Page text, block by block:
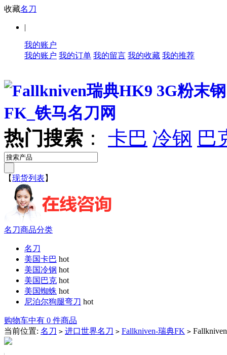
收藏名刀
|
我的账户
我的账户 我的订单 我的留言 我的收藏 我的推荐
热门搜索 ： 卡巴 冷钢 巴
【现货列表 】
名刀商品分类
名刀
美国卡巴 hot
美国冷钢 hot
美国巴克 hot
美国蜘蛛 hot
尼泊尔狗腿弯刀 hot
购物车中有 0 件商品
当前位置: 名刀 > 进口世界名刀 > Fallkniven-瑞典FK >